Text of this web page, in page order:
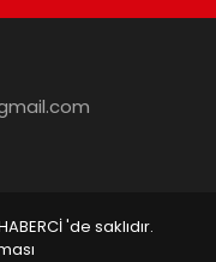
'de saklıdır.